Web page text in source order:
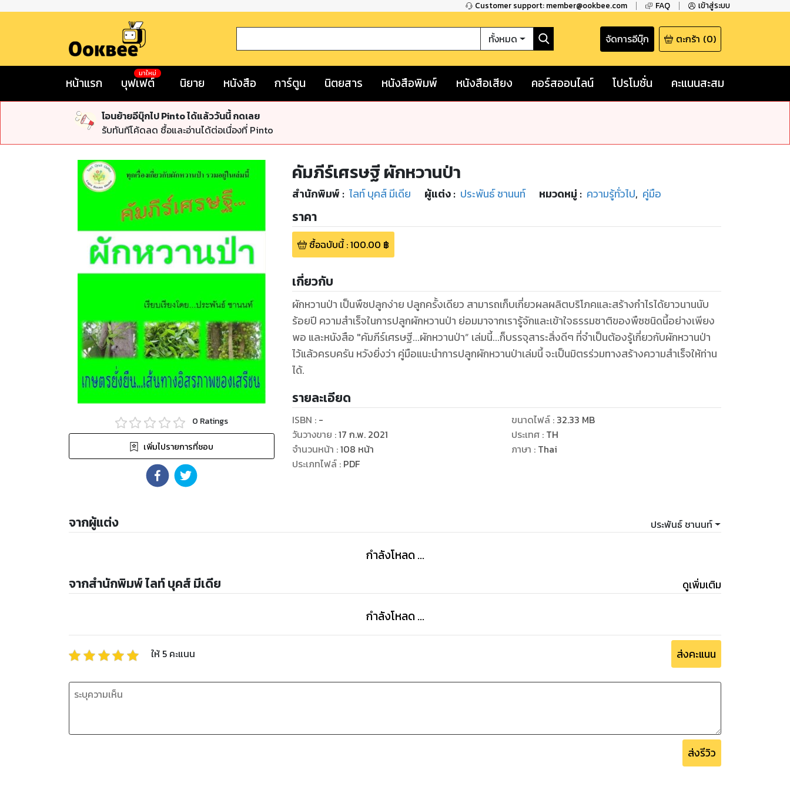
Customer support: member@ookbee.com FAQ เข้าสู่ระบบ
ทั้งหมด จัดการอีบุ๊ก ตะกร้า (0)
หน้าแรก บุฟเฟต์
มาใหม่
นิยาย หนังสือ การ์ตูน นิตยสาร หนังสือพิมพ์ หนังสือเสียง คอร์สออนไลน์ โปรโมชั่น คะแนนสะสม
โอนย้ายอีบุ๊กไป Pinto ได้แล้ววันนี้ กดเลย
รับทันทีโค้ดลด ซื้อและอ่านได้ต่อเนื่องที่ Pinto
0 Ratings
เพิ่มไปรายการที่ชอบ
คัมภีร์เศรษฐี ผักหวานป่า
สำนักพิมพ์ : ไลท์ บุคส์ มีเดีย ผู้แต่ง : ประพันธ์ ชานนท์ หมวดหมู่ : ความรู้ทั่วไป, คู่มือ
ราคา
ซื้อฉบับนี้:100.00 ฿
เกี่ยวกับ
ผักหวานป่า เป็นพืชปลูกง่าย ปลูกครั้งเดียว สามารถเก็บเกี่ยวผลผลิตบริโภคและสร้างกำไรได้ยาวนานนับ
ร้อยปี ความสำเร็จในการปลูกผักหวานป่า ย่อมมาจากเรารู้จักและเข้าใจธรรมชาติของพืชชนิดนี้อย่างเพียง
พอ และหนังสือ "คัมภีร์เศรษฐี...ผักหวานป่า” เล่มนี้...ก็บรรจุสาระสิ่งดีๆ ที่จำเป็นต้องรู้เกี่ยวกับผักหวานป่า
ไว้แล้วครบครัน หวังยิ่งว่า คู่มือแนะนำการปลูกผักหวานป่าเล่มนี้ จะเป็นมิตรร่วมทางสร้างความสำเร็จให้ท่าน
รายละเอียด
ISBN : -
วันวางขาย :17 ก.พ. 2021
จำนวนหน้า :108 หน้า
ประเภทไฟล์: PDF
ขนาดไฟล์: 32.33 MB
ประเทศ : TH
ภาษา : Thai
จากผู้แต่ง ประพันธ์ ชานนท์
กำลังโหลด ...
จากสำนักพิมพ์ ไลท์ บุคส์ มีเดีย ดูเพิ่มเติม
กำลังโหลด ...
ให้ 5 คะแนน ส่งคะแนน
ส่งรีวิว